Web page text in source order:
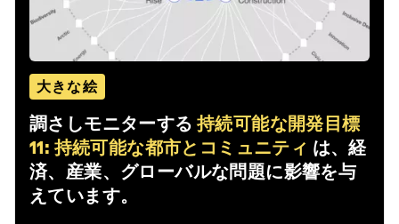
大きな絵
調さしモニターする 持続可能な開発目標
11: 持続可能な都市とコミュニティ は、経
済、産業、グローバルな問題に影響を与
えています。